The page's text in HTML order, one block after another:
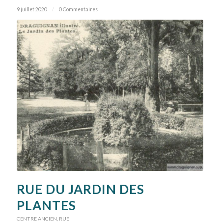
9 juillet 2020 / 0 Commentaires
RUE DU JARDIN DES
PLANTES
CENTRE ANCIEN RUE